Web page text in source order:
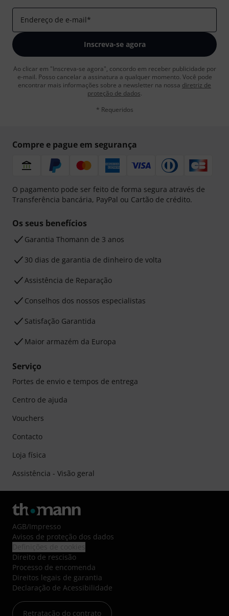
Endereço de e-mail*
Inscreva-se agora
Ao clicar em "Inscreva-se agora", concordo em receber publicidade por
e-mail. Posso cancelar a assinatura a qualquer momento. Você pode
encontrar mais informações sobre a newsletter na nossa diretriz de
proteção de dados.
* Requeridos
Compre e pague em segurança
O pagamento pode ser feito de forma segura através de
Transferência bancária, PayPal ou Cartão de crédito.
Os seus benefícios
Garantia Thomann de 3 anos
30 dias de garantia de dinheiro de volta
Assistência de Reparação
Conselhos dos nossos especialistas
Satisfação Garantida
Maior armazém da Europa
Serviço
Portes de envio e tempos de entrega
Centro de ajuda
Vouchers
Contacto
Loja física
Assistência - Visão geral
AGB/Impresso
Avisos de proteção dos dados
Direito de rescisão
Processo de encomenda
Direitos legais de garantia
Declaração de Acessibilidade
Retratação do contrato